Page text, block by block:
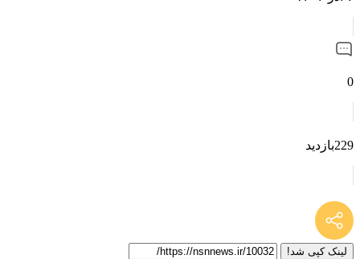
0
229بازدید
لینک کپی شد!